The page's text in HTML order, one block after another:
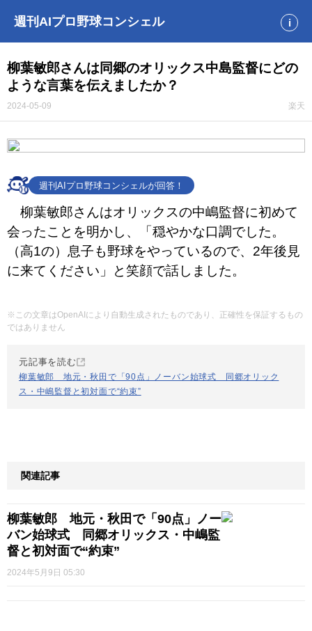
週刊AIプロ野球コンシェル i
柳葉敏郎さんは同郷のオリックス中島監督にどの
ような言葉を伝えましたか？
2024-05-09 楽天
週刊AIプロ野球コンシェルが回答！
柳葉敏郎さんはオリックスの中嶋監督に初めて
会ったことを明かし、「穏やかな口調でした。
（高1の）息子も野球をやっているので、2年後見
に来てください」と笑顔で話しました。
※この文章はOpenAIにより自動生成されたものであり、正確性を保証するもの
ではありません
元記事を読む
柳葉敏郎 地元・秋田で「90点」ノーバン始球式 同郷オリック
ス・中嶋監督と初対面で“約束”
関連記事
柳葉敏郎 地元・秋田で「90点」ノー
バン始球式 同郷オリックス・中嶋監
督と初対面で“約束”
2024年5月9日 05:30